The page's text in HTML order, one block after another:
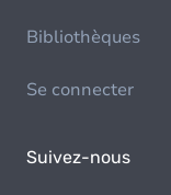
Bibliothèques
Se connecter
Suivez-nous